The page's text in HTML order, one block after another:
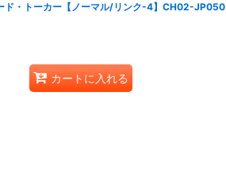
ド・トーカー【ノーマル/リンク-4】CH02-JP050
カートに入れる